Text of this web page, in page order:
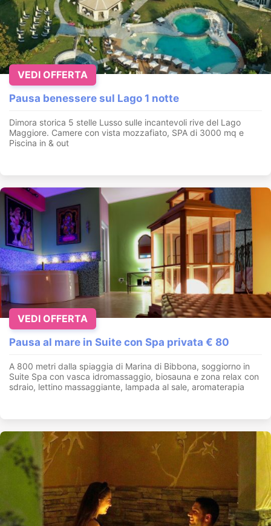
Pausa benessere sul Lago 1 notte
Dimora storica 5 stelle Lusso sulle incantevoli rive del Lago
Maggiore. Camere con vista mozzafiato, SPA di 3000 mq e
Piscina in & out
VEDI OFFERTA
Pausa al mare in Suite con Spa privata € 80
A 800 metri dalla spiaggia di Marina di Bibbona, soggiorno in
Suite Spa con vasca idromassaggio, biosauna e zona relax con
sdraio, lettino massaggiante, lampada al sale, aromaterapia
VEDI OFFERTA